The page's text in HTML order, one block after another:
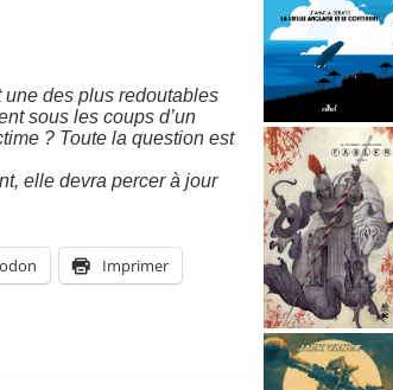
des plus redoutables
sous les coups d’un
? Toute la question est
elle devra percer à jour
Imprimer